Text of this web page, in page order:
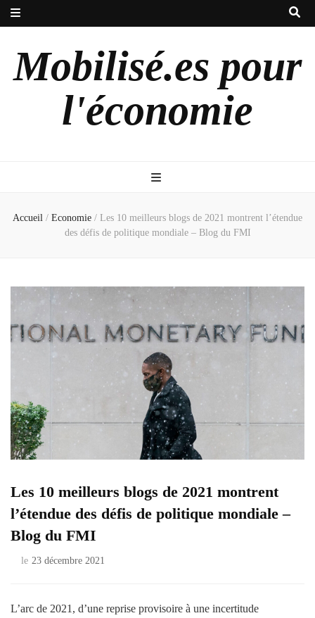
Mobilisé.es pour
l'économie
Accueil / Economie / Les 10 meilleurs blogs de 2021 montrent l’étendue
des défis de politique mondiale – Blog du FMI
Les 10 meilleurs blogs de 2021 montrent
l’étendue des défis de politique mondiale –
Blog du FMI
le 23 décembre 2021
L’arc de 2021, d’une reprise provisoire à une incertitude